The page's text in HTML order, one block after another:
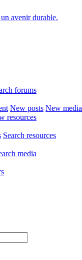
avenir durable.
forums
New posts New media
resources
Search resources
media